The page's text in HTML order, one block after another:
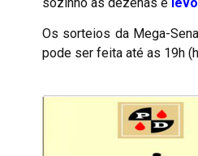
Os sorteios da Mega-
pode ser feita até as 19h